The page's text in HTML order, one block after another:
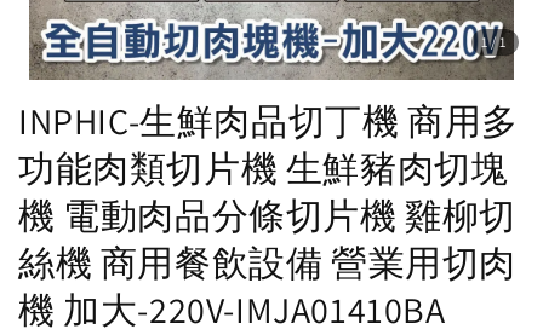
1/1
INPHIC-生鮮肉品切丁機 商用多
功能肉類切片機 生鮮豬肉切塊
機 電動肉品分條切片機 雞柳切
絲機 商用餐飲設備 營業用切肉
機 加大-220V-IMJA01410BA